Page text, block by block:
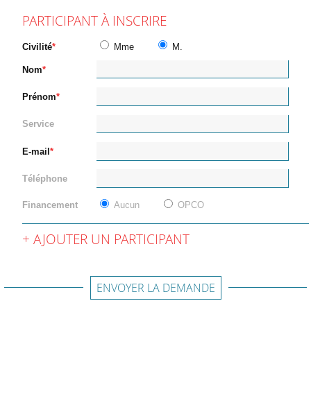
PARTICIPANT À INSCRIRE
Civilité Mme M.
Nom
Prénom
Service
E-mail
Téléphone
Financement Aucun OPCO
AJOUTER UN PARTICIPANT
ENVOYER LA DEMANDE